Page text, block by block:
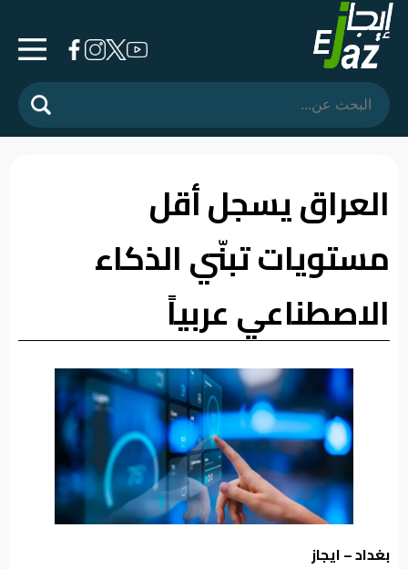
الرئيسية
المشهد
فرشة
وموقف
الفيديوهات
العراق يسجل أقل
مستويات تبنّي الذكاء
الاصطناعي عربياً
بغداد – ايجاز